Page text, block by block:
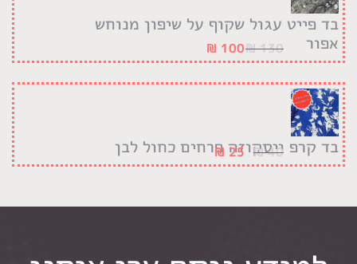
בד פייט עגול שקוף על שיפון מנוחש
אפור
₪130
₪ 100
בד קרפ ויסקוזה פרחים כחול לבן
₪40
₪ 25